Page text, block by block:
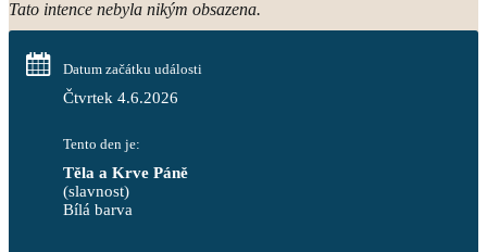
Tato intence nebyla nikým obsazena.
Datum začátku události
Čtvrtek 4.6.2026
Tento den je:
Těla a Krve Páně
(slavnost)
Bílá barva